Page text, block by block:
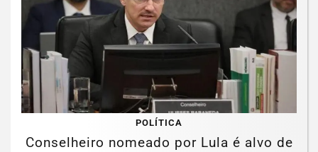
POLÍTICA
Conselheiro nomeado por Lula é alvo de